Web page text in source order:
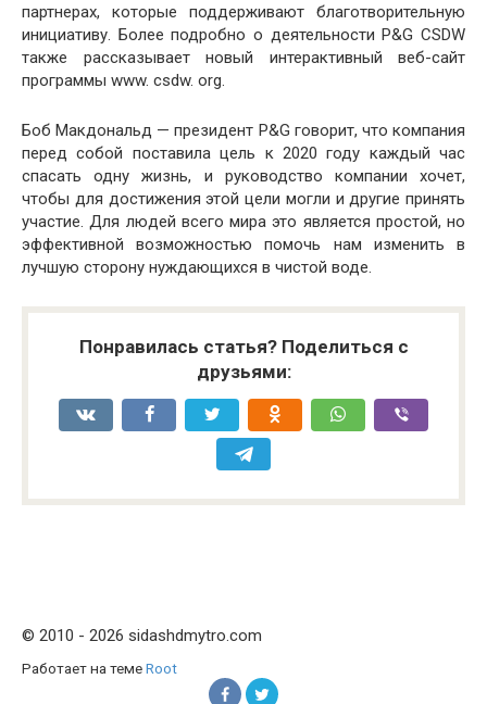
партнерах, которые поддерживают благотворительную
инициативу. Более подробно о деятельности P&G CSDW
также рассказывает новый интерактивный веб-сайт
программы www. csdw. org.
Боб Макдональд — президент P&G говорит, что компания
перед собой поставила цель к 2020 году каждый час
спасать одну жизнь, и руководство компании хочет,
чтобы для достижения этой цели могли и другие принять
участие. Для людей всего мира это является простой, но
эффективной возможностью помочь нам изменить в
лучшую сторону нуждающихся в чистой воде.
Понравилась статья? Поделиться с
друзьями:
© 2010 - 2026 sidashdmytro.com
Работает на темеRoot